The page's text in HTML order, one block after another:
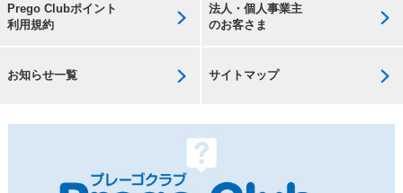
Prego Clubポイント
利用規約
法人・個人事業主
のお客さま
お知らせ一覧 サイトマップ